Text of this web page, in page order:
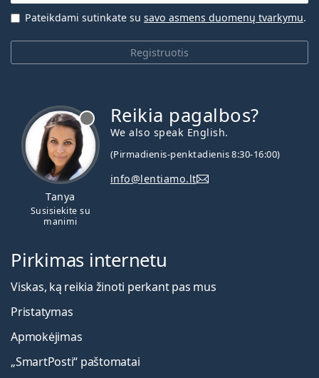
Registruotis
Pateikdami sutinkate su savo asmens duomenų tvarkymu.
Tanya
Susisiekite su
manimi
Reikia pagalbos?
We also speak English.
(Pirmadienis-penktadienis 8:30-16:00)
info@lentiamo.lt
Pirkimas internetu
Viskas, ką reikia žinoti perkant pas mus
Pristatymas
Apmokėjimas
„SmartPosti“ paštomatai